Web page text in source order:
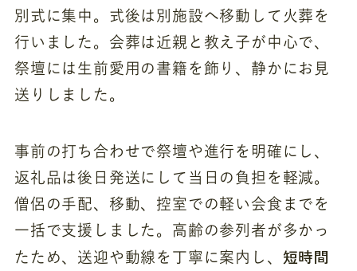
別式に集中。式後は別施設へ移動して火葬を
行いました。会葬は近親と教え子が中心で、
祭壇には生前愛用の書籍を飾り、静かにお見
送りしました。
事前の打ち合わせで祭壇や進行を明確にし、
返礼品は後日発送にして当日の負担を軽減。
僧侶の手配、移動、控室での軽い会食までを
一括で支援しました。高齢の参列者が多かっ
たため、送迎や動線を丁寧に案内し、 短時間